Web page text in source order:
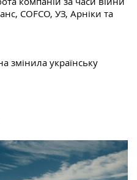
COFCO, УЗ, Арніки та
змінила українську